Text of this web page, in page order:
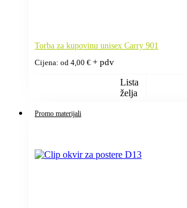
Torba za kupovinu unisex Carry 901
Cijena: od 4,00 € + pdv
Lista
želja
Promo materijali